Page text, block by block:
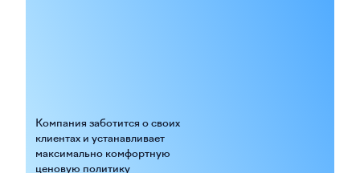
Компания заботится о своих
клиентах и устанавливает
максимально комфортную
ценовую политику